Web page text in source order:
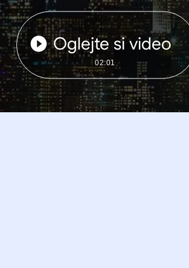
Oglejte si video
02:01